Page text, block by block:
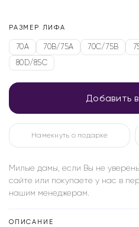
РАЗМЕР ЛИФА
70A 70B/75A 70C/75B
80D/85C
Добавить
Намекнуть о подарке
Милые дамы, если Вы не
сайте или покупаете у нас в
нашим менеджерам.
ОПИСАНИЕ